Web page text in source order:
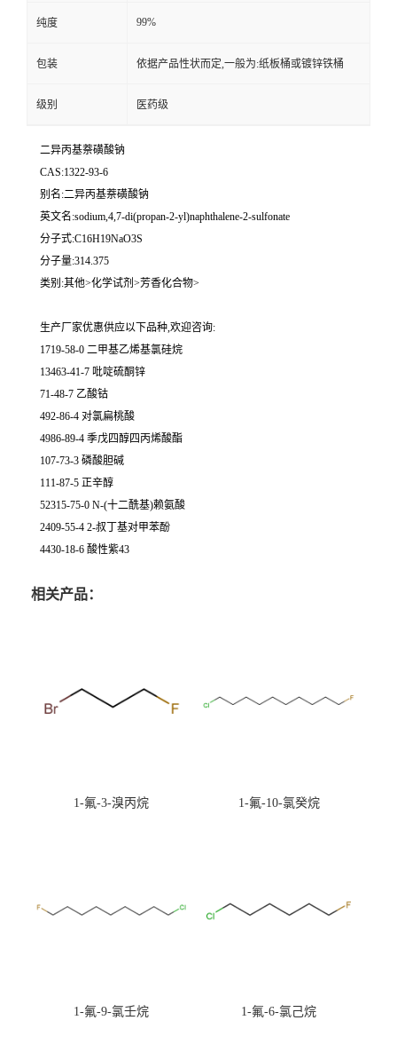
纯度 99%
包装 依据产品性状而定,一般为:纸板桶或镀锌铁桶
级别 医药级
二异丙基萘磺酸钠
CAS:1322-93-6
别名:二异丙基萘磺酸钠
英文名:sodium,4,7-di(propan-2-yl)naphthalene-2-sulfonate
分子式:C16H19NaO3S
分子量:314.375
类别:其他>化学试剂>芳香化合物>
生产厂家优惠供应以下品种,欢迎咨询:
1719-58-0 二甲基乙烯基氯硅烷
13463-41-7 吡啶硫酮锌
71-48-7 乙酸钴
492-86-4 对氯扁桃酸
4986-89-4 季戊四醇四丙烯酸酯
107-73-3 磷酸胆碱
111-87-5 正辛醇
52315-75-0 N-(十二酰基)赖氨酸
2409-55-4 2-叔丁基对甲苯酚
4430-18-6 酸性紫43
相关产品：
1-氟-3-溴丙烷 1-氟-10-氯癸烷
1-氟-9-氯壬烷 1-氟-6-氯己烷